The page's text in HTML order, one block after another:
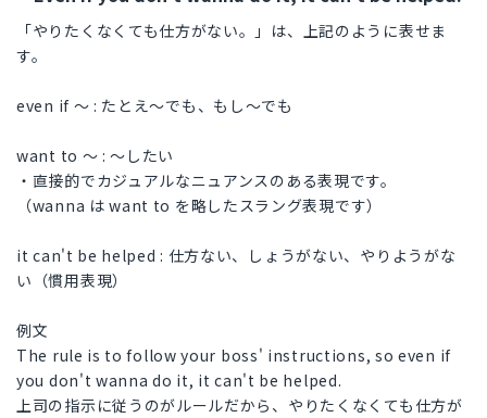
「やりたくなくても仕方がない。」は、上記のように表せま
す。
even if 〜 : たとえ〜でも、もし〜でも
want to 〜 : 〜したい
・直接的でカジュアルなニュアンスのある表現です。
（wanna は want to を略したスラング表現です）
it can't be helped : 仕方ない、しょうがない、やりようがな
い（慣用表現）
例文
The rule is to follow your boss' instructions, so even if
you don't wanna do it, it can't be helped.
上司の指示に従うのがルールだから、やりたくなくても仕方が